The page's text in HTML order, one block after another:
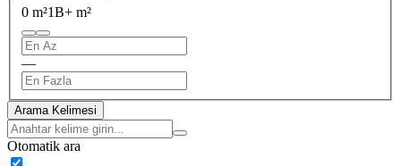
0 m²1B+ m²
—
Arama Kelimesi
Otomatik ara